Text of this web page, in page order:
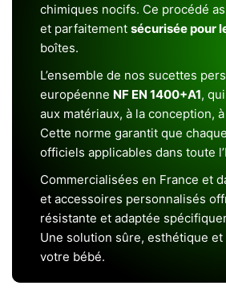
chimiques nocifs. Ce procédé
et parfaitement sécurisée pour
boîtes.
L’ensemble de nos sucettes
européenne NF EN 1400+A1,
aux matériaux, à la conception,
Cette norme garantit que
officiels applicables dans toute
Commercialisées en France et
et accessoires personnalisés
résistante et adaptée
Une solution sûre, esthétique
votre bébé.